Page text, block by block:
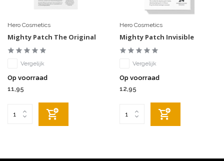
Hero Cosmetics
Mighty Patch The Original
Vergelijk
Op voorraad
11,95
Hero Cosmetics
Mighty Patch Invisible
Vergelijk
Op voorraad
12,95